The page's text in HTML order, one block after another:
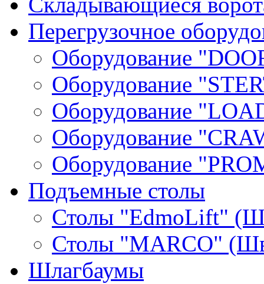
Перегрузочное
Оборудование
Оборудование
Оборудование
Оборудование
Оборудование
Подъемные столы
Столы "EdmoLift"
Столы "MARCO"
Шлагбаумы